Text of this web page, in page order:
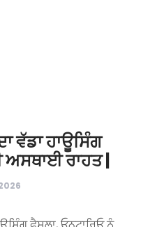
ਵੱਡਾ ਹਾਊਸਿੰਗ
ਅਸਥਾਈ ਰਾਹਤ |